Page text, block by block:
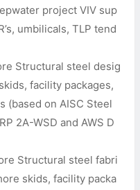
project VIV sup
umbilicals, TLP tend
Structural steel desig
facility packages,
(based on AISC Steel
2A-WSD and AWS D
Structural steel fabri
skids, facility packa